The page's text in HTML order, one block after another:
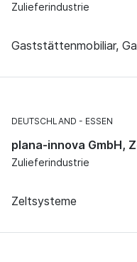
Zulieferindustrie
Gaststättenmobiliar,
DEUTSCHLAND ESSEN
plana-innova GmbH,
Zulieferindustrie
Zeltsysteme